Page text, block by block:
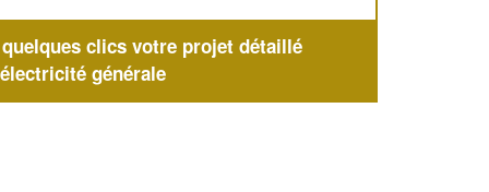
clics votre projet détaillé
générale